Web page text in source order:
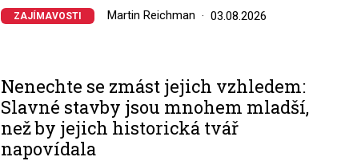
ZAJÍMAVOSTI Martin Reichman 03.08.2026
Nenechte se zmást jejich vzhledem:
Slavné stavby jsou mnohem mladší,
než by jejich historická tvář
napovídala